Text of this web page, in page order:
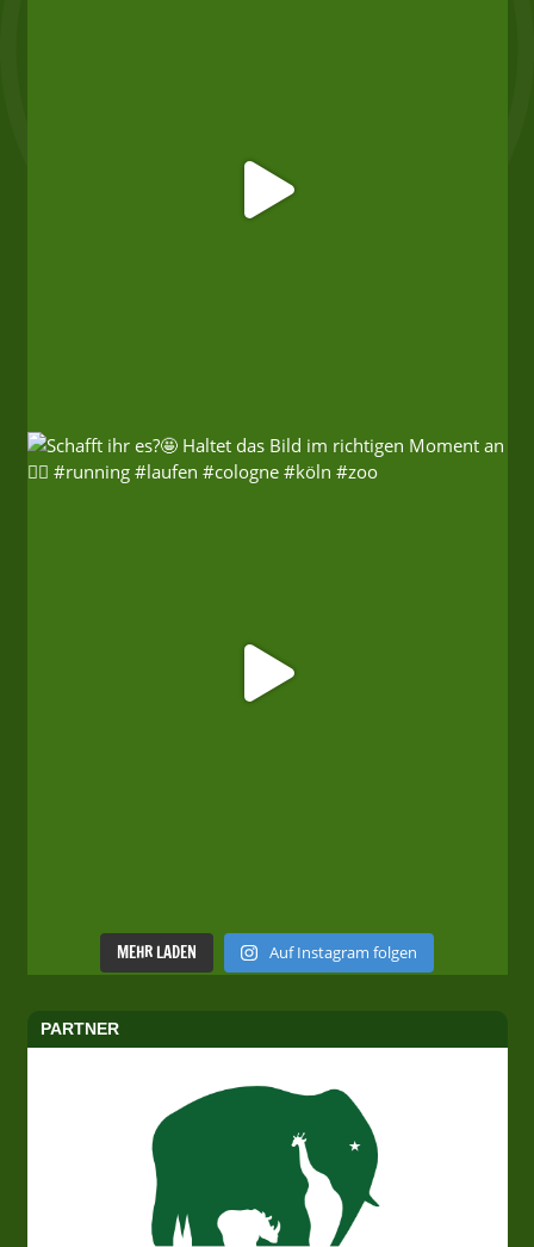
MEHR LADEN Auf Instagram folgen
PARTNER